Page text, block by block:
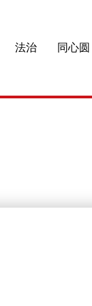
法治 同心圆